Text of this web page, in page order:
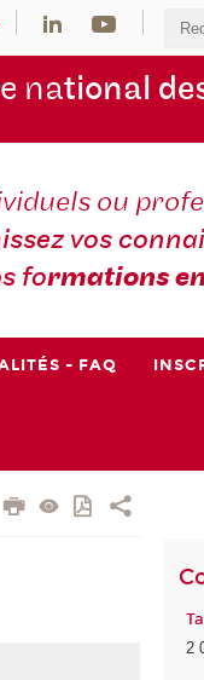
national
ou
vos
formations
- FAQ
2